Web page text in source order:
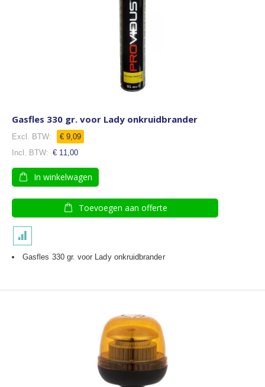
Gasfles 330 gr. voor Lady onkruidbrander
€ 9,09
€ 11,00
In winkelwagen
Toevoegen aan offerte
Gasfles 330 gr. voor Lady onkruidbrander